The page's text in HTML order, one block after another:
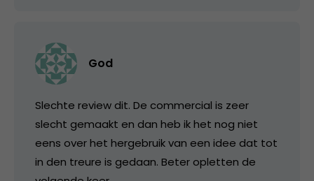
God
Slechte review dit. De commercial is zeer
slecht gemaakt en dan heb ik het nog niet
eens over het hergebruik van een idee dat tot
in den treure is gedaan. Beter opletten de